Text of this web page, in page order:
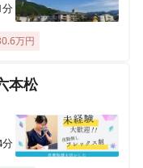
分
万円
本松
分